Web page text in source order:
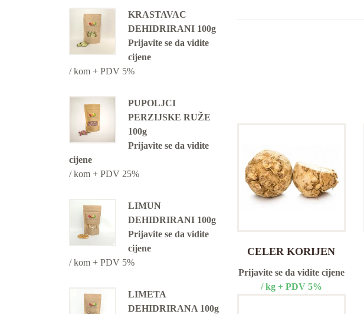
KRASTAVAC
DEHIDRIRANI 100g
Prijavite se da vidite
cijene
/ kom + PDV 5%
PUPOLJCI
PERZIJSKE RUŽE
100g
Prijavite se da vidite
cijene
/ kom + PDV 25%
LIMUN
DEHIDRIRANI 100g
Prijavite se da vidite
cijene
/ kom + PDV 5%
LIMETA
DEHIDRIRANA 100g
CELER KORIJEN
Prijavite se da vidite cijene
/ kg + PDV 5%